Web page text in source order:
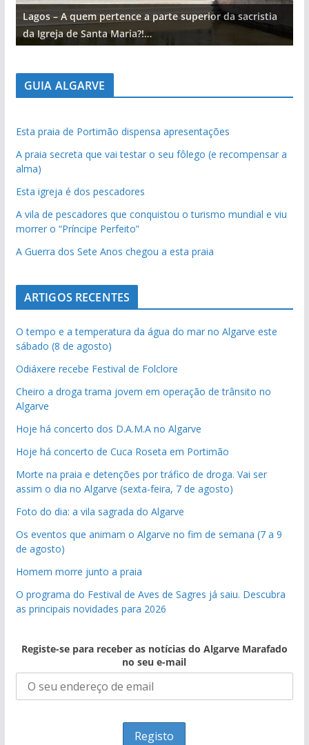
Lagos – A quem pertence a parte superior da sacristia
da Igreja de Santa Maria?!…
GUIA ALGARVE
Esta praia de Portimão dispensa apresentações
A praia secreta que vai testar o seu fôlego (e recompensar a
alma)
Esta igreja é dos pescadores
A vila de pescadores que conquistou o turismo mundial e viu
morrer o “Príncipe Perfeito”
A Guerra dos Sete Anos chegou a esta praia
ARTIGOS RECENTES
O tempo e a temperatura da água do mar no Algarve este
sábado (8 de agosto)
Odiáxere recebe Festival de Folclore
Cheiro a droga trama jovem em operação de trânsito no
Algarve
Hoje há concerto dos D.A.M.A no Algarve
Hoje há concerto de Cuca Roseta em Portimão
Morte na praia e detenções por tráfico de droga. Vai ser
assim o dia no Algarve (sexta-feira, 7 de agosto)
Foto do dia: a vila sagrada do Algarve
Os eventos que animam o Algarve no fim de semana (7 a 9
de agosto)
Homem morre junto a praia
O programa do Festival de Aves de Sagres já saiu. Descubra
as principais novidades para 2026
Registe-se para receber as notícias do Algarve Marafado
no seu e-mail